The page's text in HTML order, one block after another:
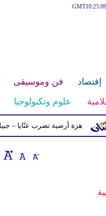
إقتصاد فن وموسيقى
علوم وتكنولوجيا
هزة أرضية تضرب عنّايا – جبيل بقوّة 2.8 درجات على مقياس ريختر